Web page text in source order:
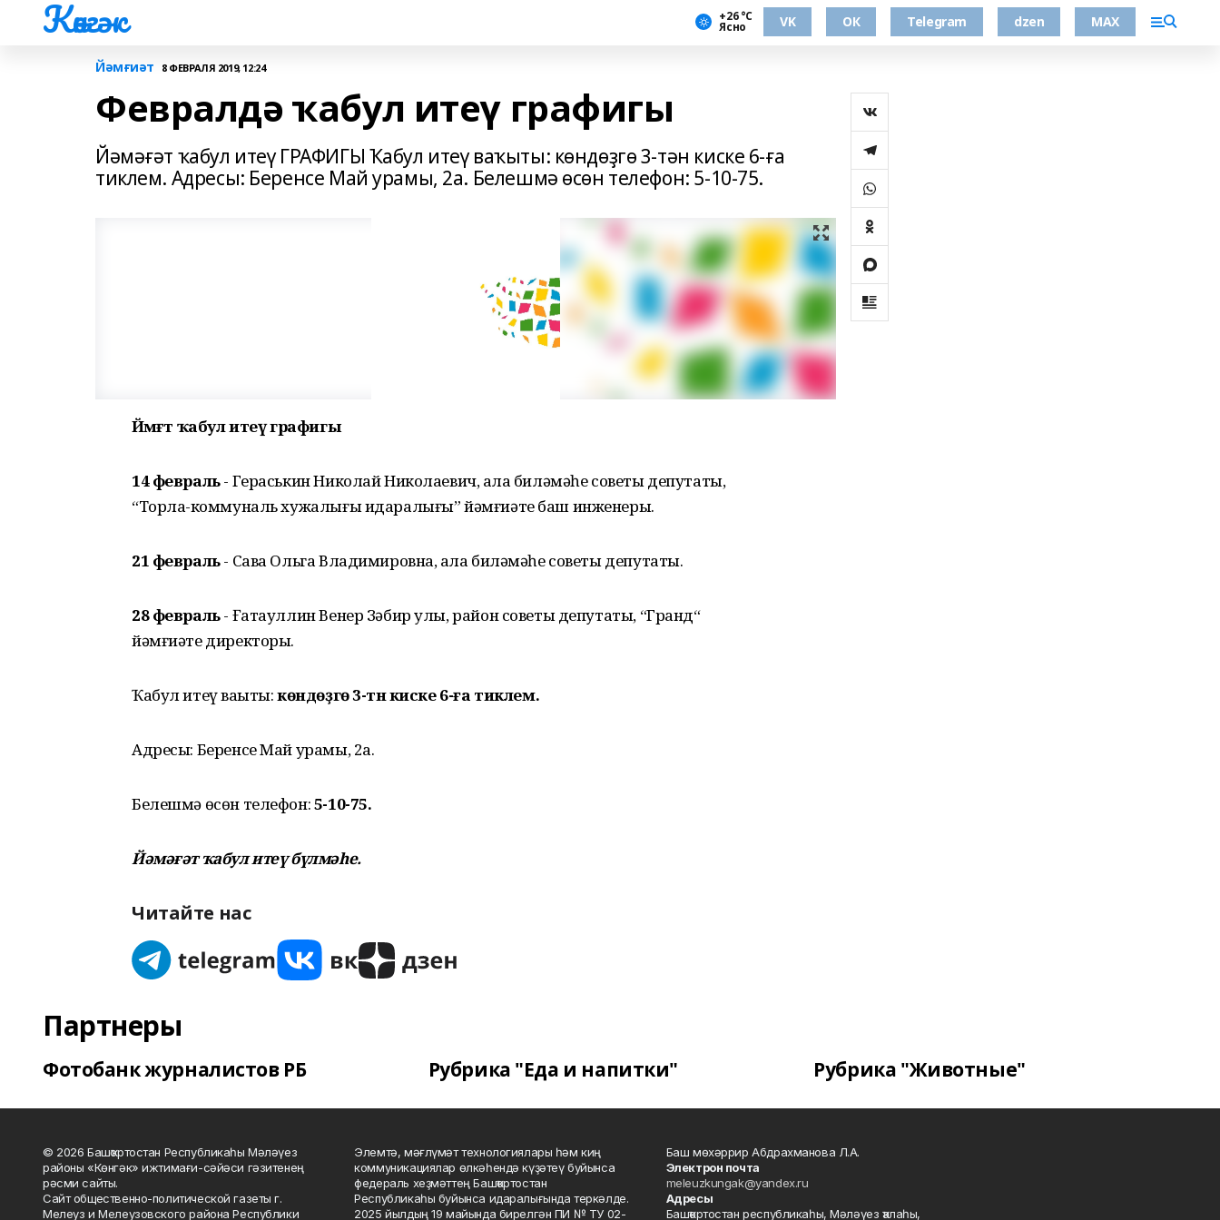
Көнгәк +26 °С
Ясно VK ОК Telegram dzen MAX
Йәмғиәт 8 ФЕВРАЛЯ 2019, 12:24
Февралдә ҡабул итеү графигы
Йәмәғәт ҡабул итеү ГРАФИГЫ Ҡабул итеү ваҡыты: көндөҙгө 3-тән киске 6-ға
тиклем. Адресы: Беренсе Май урамы, 2а. Белешмә өсөн телефон: 5-10-75.
Йәмәғәт ҡабул итеү графигы
14 февраль- Гераськин Николай Николаевич, ҡала биләмәһе советы депутаты,
“Торлаҡ-коммуналь хужалығы идаралығы” йәмғиәте баш инженеры.
21 февраль- Сава Ольга Владимировна, ҡала биләмәһе советы депутаты.
28 февраль- Ғатауллин Венер Зәбир улы, район советы депутаты, “Гранд“
йәмғиәте директоры.
Ҡабул итеү ваҡыты:көндөҙгө 3-тән киске 6-ға тиклем.
Адресы: Беренсе Май урамы, 2а.
Белешмә өсөн телефон:5-10-75.
Йәмәғәт ҡабул итеү бүлмәһе.
Читайте нас
Партнеры
Фотобанк журналистов РБ Рубрика "Еда и напитки" Рубрика "Животные"
© 2026 Башҡортостан Республикаһы Мәләүез
районы «Көнгәк» ижтимағи-сәйәси гәзитенең
рәсми сайты.
Сайт общественно-политической газеты г.
Мелеуз и Мелеузовского района Республики
Элемтә, мәғлүмәт технологиялары һәм киң
коммуникациялар өлкәһендә күҙәтеү буйынса
федераль хеҙмәттең Башҡортостан
Республикаһы буйынса идаралығында теркәлде.
2025 йылдың 19 майында бирелгән ПИ № ТУ 02-
Баш мөхәррир Абдрахманова Л.А.
Электрон почта
meleuzkungak@yandex.ru
Адресы
Башҡортостан республикаһы, Мәләүез ҡалаһы,